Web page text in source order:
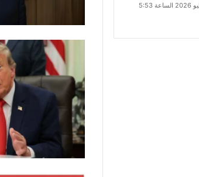
الثلاثاء 21 يوليو 2026 الساعة 5:53